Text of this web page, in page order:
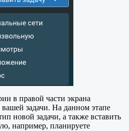
в правой части экрана
задачи. На данном этапе
новой задачи, а также вставить
например, планируете